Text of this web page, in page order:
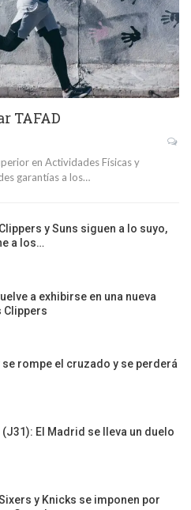
TAFAD
en Actividades Físicas y
garantías a los…
y Suns siguen a lo suyo,
a los…
a exhibirse en una nueva
Clippers
rompe el cruzado y se perderá
(J31): El Madrid se lleva un duelo
y Knicks se imponen por